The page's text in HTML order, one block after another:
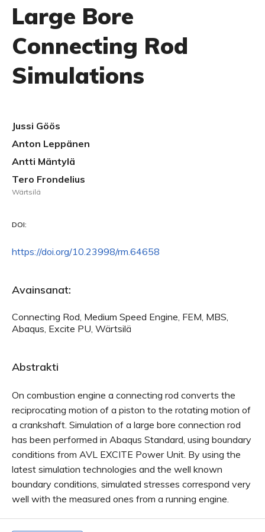
Large Bore
Connecting Rod
Simulations
Jussi Göös
Anton Leppänen
Antti Mäntylä
Tero Frondelius
Wärtsilä
DOI:
https://doi.org/10.23998/rm.64658
Avainsanat:
Connecting Rod, Medium Speed Engine, FEM, MBS,
Abaqus, Excite PU, Wärtsilä
Abstrakti
On combustion engine a connecting rod converts the
reciprocating motion of a piston to the rotating motion of
a crankshaft. Simulation of a large bore connection rod
has been performed in Abaqus Standard, using boundary
conditions from AVL EXCITE Power Unit. By using the
latest simulation technologies and the well known
boundary conditions, simulated stresses correspond very
well with the measured ones from a running engine.